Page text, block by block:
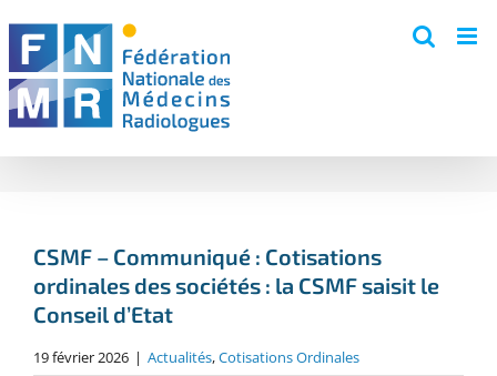
content
CSMF – Communiqué : Cotisations
ordinales des sociétés : la CSMF saisit le
Conseil d’Etat
19 février 2026 | Actualités,Cotisations Ordinales